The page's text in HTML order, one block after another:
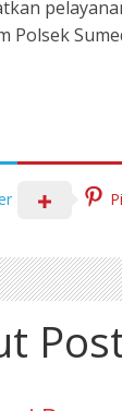
Polsek